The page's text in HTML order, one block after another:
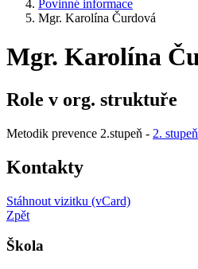
Povinné informace
Mgr. Karolína Čurdová
Mgr. Karolína
Role v org. struktuře
Metodik prevence 2.stupeň - 2. stupeň
Kontakty
Stáhnout vizitku (vCard)
Zpět
Škola